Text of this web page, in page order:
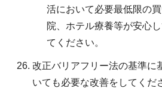
活において必要最低限の
院、ホテル療養等が安心
てください。
改正バリアフリー法の基準に
いても必要な改善をしてくだ